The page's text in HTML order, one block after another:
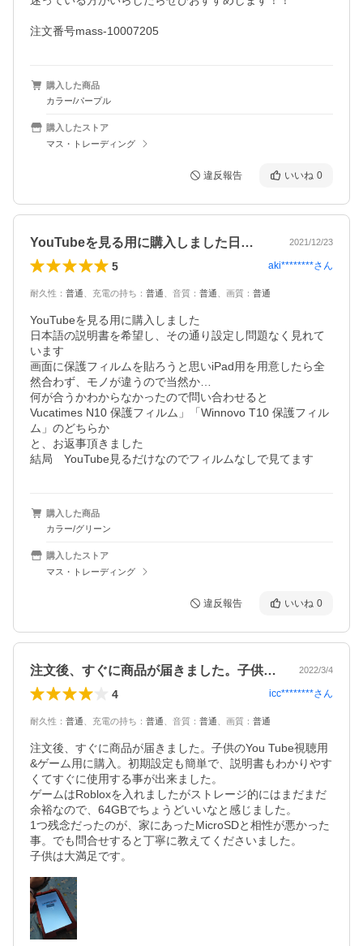
購入した商品
カラー/パープル
購入したストア
マス・トレーディング
違反報告 いいね 0
YouTubeを見る用に購入しました日… 2021/12/23
5 aki********さん
耐久性 ： 普通 充電の持ち ： 普通 音質 ： 普通 画質 ： 普通
YouTubeを見る用に購入しました
日本語の説明書を希望し、その通り設定し問題なく見れて
います
画面に保護フィルムを貼ろうと思いiPad用を用意したら全
然合わず、モノが違うので当然か…
何が合うかわからなかったので問い合わせると
Vucatimes N10 保護フィルム」「Winnovo T10 保護フィル
ム」のどちらか
と、お返事頂きました
結局　YouTube見るだけなのでフィルムなしで見てます
購入した商品
カラー/グリーン
購入したストア
マス・トレーディング
違反報告 いいね 0
注文後、すぐに商品が届きました。子供の… 2022/3/4
4 icc********さん
耐久性 ： 普通 充電の持ち ： 普通 音質 ： 普通 画質 ： 普通
注文後、すぐに商品が届きました。子供のYou Tube視聴用
&ゲーム用に購入。初期設定も簡単で、説明書もわかりやす
くてすぐに使用する事が出来ました。
ゲームはRobloxを入れましたがストレージ的にはまだまだ
余裕なので、64GBでちょうどいいなと感じました。
1つ残念だったのが、家にあったMicroSDと相性が悪かった
事。でも問合せすると丁寧に教えてくださいました。
子供は大満足です。